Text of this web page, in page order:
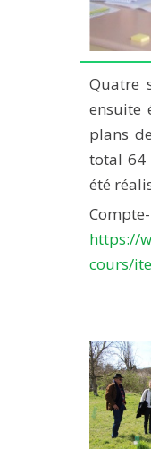
Quatre
ensuite
plans
total 64
été
https://
cours/